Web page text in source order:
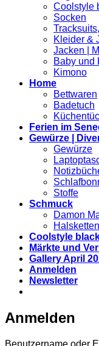
Coolstyle
Socken
Kleider &
Jacken |
Baby und
Kimono
Home
Bettwaren
Badetuch
Ferien im
Gewürze |
Gewürze
Stoffe
Schmuck
Damon
Halsketten
Coolstyle
Märkte und
Gallery April
Anmelden
Newsletter
Anmelden